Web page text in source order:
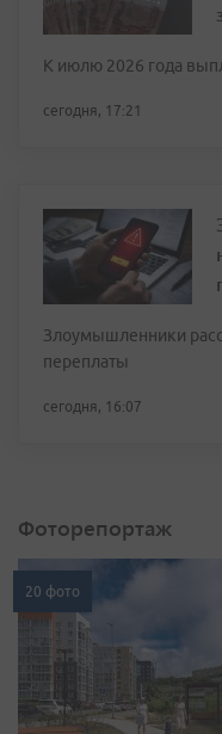
К июлю 2026 года
сегодня, 17:21
Злоумышленники
переплаты
сегодня, 16:07
Фоторепортаж
20 фото